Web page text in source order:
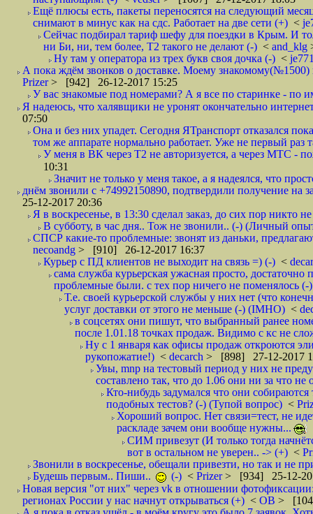
Ещё плюсы есть, пакеты переносятся на следующий
снимают в минус как на сдс. Работает на две сети (+) <
Сейчас подбирал тариф шефу для поездки в Крым. И
ни Би, ни, тем более, Т2 такого не делают (-) < and_klg
Ну там у оператора из трех букв своя дочка (-) <
А пока ждём звонков о доставке. Моему знакомому(№1500)
Prizer> [942] 26-12-2017 15:25
У вас знакомые под номерами? А я все по старинке - по
Я надеюсь, что халявщики не уронят окончательно
07:50
Она и без них упадет. Сегодня ЯТранспорт отказался
том же аппарате нормально работает. Уже не первый раз
У меня в ВК через Т2 не авторизуется, а через МТС -
10:31
Значит не только у меня такое, а я надеялся, что
днём звонили с +74992150890, подтвердили получение на
25-12-2017 20:36
Я в воскресенье, в 13:30 сделал заказ, до сих пор никто
В субботу, в час дня.. Тож не звонили.. (-) (Личный
СПСР какие-то проблемные: звонят из даньки,
necoandg > [910] 26-12-2017 16:37
Курьер с ПД клиентов не выходит на связь =) (-) <
сама служба курьерская ужасная просто,
проблемные были. с тех пор ничего не поменялось (-)
Т.е. своей курьерской службы у них нет (что
услуг доставки от этого не меньше (-) (IMHO) <
в соцсетях они пишут, что выбранный ранее
после 1.01.18 точках продаж. Видимо с кс не
Ну с 1 января как офисы продаж откроются
рукопожатие!) < decarch > [898] 27-12-2017
Увы, mnp на тестовый период у них не
составлено так, что до 1.06 они ни за что не
Кто-нибудь задумался что они
подобных тестов? (-) (Тупой вопрос) <
Хороший вопрос. Нет связи=тест, не
раскладе зачем они вообще нужны...
СИМ привезут (И только тогда
вот в остальном не уверен.. -> (+) <
Звонили в воскресенье, обещали привезти, но так и не
Будешь первым.. Пиши..
(-) < Prizer> [934] 25-12-
Новая версия "от них" через vk в отношении
регионах России у нас начнут открываться (+) < ОВ >